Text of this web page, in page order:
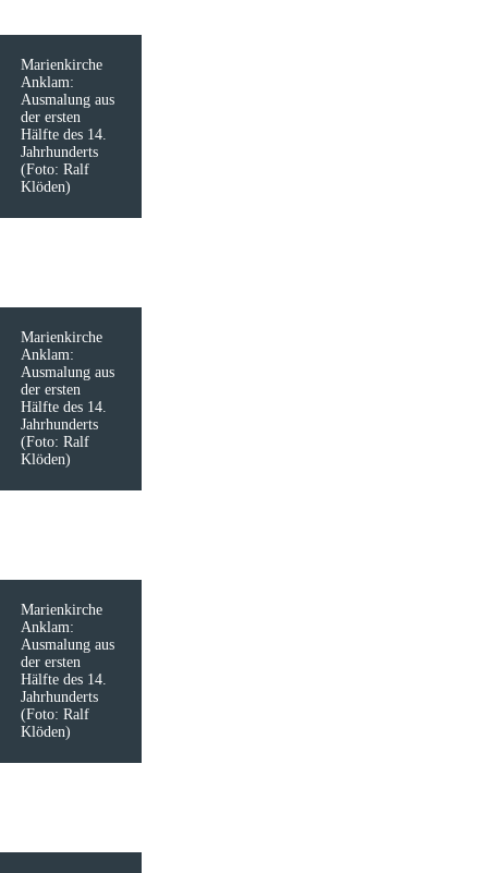
Marienkirche
Anklam:
Ausmalung aus
der ersten
Hälfte des 14.
Jahrhunderts
(Foto: Ralf
Klöden)
Marienkirche
Anklam:
Ausmalung aus
der ersten
Hälfte des 14.
Jahrhunderts
(Foto: Ralf
Klöden)
Marienkirche
Anklam:
Ausmalung aus
der ersten
Hälfte des 14.
Jahrhunderts
(Foto: Ralf
Klöden)